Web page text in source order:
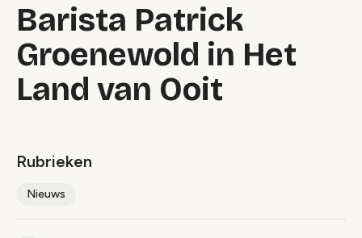
Barista Patrick
Groenewold in Het
Land van Ooit
Rubrieken
Nieuws